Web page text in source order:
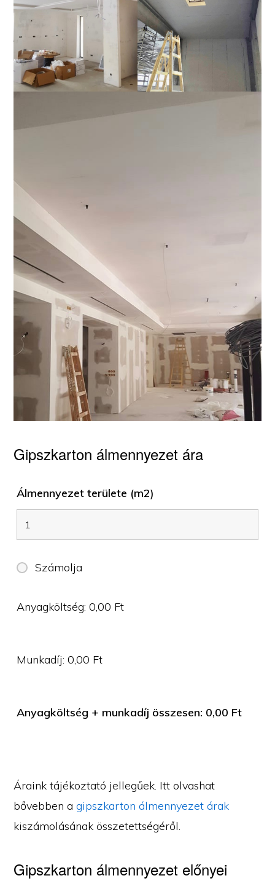
Gipszkarton álmennyezet ára
Álmennyezet területe (m2)
Számolja
Anyagköltség:0,00 Ft
Munkadíj:0,00 Ft
Anyagköltség + munkadíj összesen: 0,00 Ft
Áraink tájékoztató jellegűek. Itt olvashat
bővebben agipszkarton álmennyezet árak
kiszámolásának összetettségéről.
Gipszkarton álmennyezet előnyei